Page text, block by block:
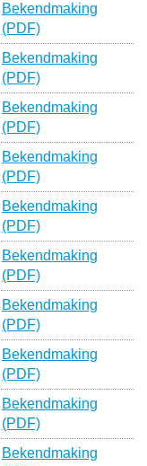
Bekendmaking
(PDF)
Bekendmaking
(PDF)
Bekendmaking
(PDF)
Bekendmaking
(PDF)
Bekendmaking
(PDF)
Bekendmaking
(PDF)
Bekendmaking
(PDF)
Bekendmaking
(PDF)
Bekendmaking
(PDF)
Bekendmaking